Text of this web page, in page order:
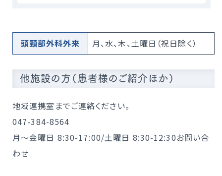
頭頸部外科外来 月、水、木、土曜日（祝日除く）
他施設の方（患者様のご紹介ほか）
地域連携室までご連絡ください。
047-384-8564
月～金曜日 8:30-17:00/土曜日 8:30-12:30お問い合
わせ